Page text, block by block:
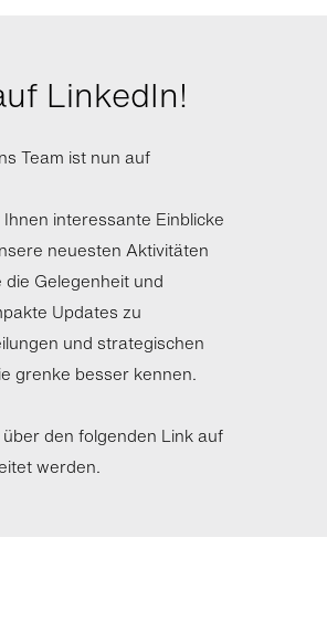
LinkedIn!
Team ist nun auf
interessante Einblicke
neuesten Aktivitäten
Gelegenheit und
Updates zu
und strategischen
grenke besser kennen.
den folgenden Link auf
werden.